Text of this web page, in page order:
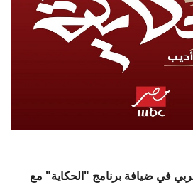
في ضيافة برنامج "الحكاية" مع